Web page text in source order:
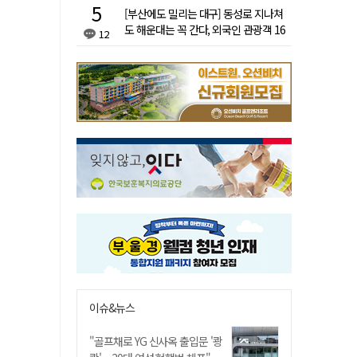
12
[부산에도 밀리는 대구] 동성로 지나쳐
도 해운대는 꼭 간다, 외국인 관광객 16
이슈&뉴스
"골프채로 YG 신사옥 출입문 '쾅